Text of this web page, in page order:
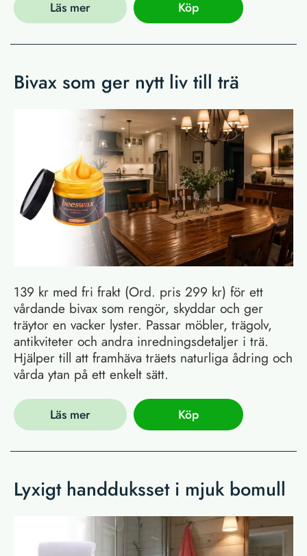
Läs mer Köp
Bivax som ger nytt liv till trä
139 kr med fri frakt (Ord. pris 299 kr) för ett
vårdande bivax som rengör, skyddar och ger
träytor en vacker lyster. Passar möbler, trägolv,
antikviteter och andra inredningsdetaljer i trä.
Hjälper till att framhäva träets naturliga ådring och
vårda ytan på ett enkelt sätt.
Läs mer Köp
Lyxigt handduksset i mjuk bomull